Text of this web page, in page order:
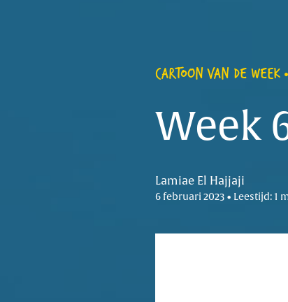
CARTOON VAN DE WEEK
Week
Lamiae El Hajjaji
6 februari 2023 • Leestijd: 1